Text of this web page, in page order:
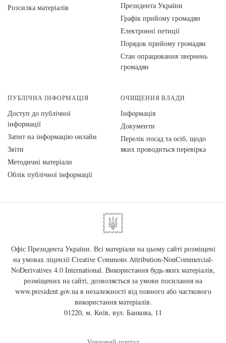
Розсилка матеріалів
Президента України
Графік прийому громадян
Електронні петиції
Порядок прийому громадян
Стан опрацювання звернень
громадян
ПУБЛІЧНА ІНФОРМАЦІЯ
Доступ до публічної
інформації
Запит на інформацію онлайн
Звіти
Методичні матеріали
Облік публічної інформації
ОЧИЩЕННЯ ВЛАДИ
Інформація
Документи
Перелік посад та осіб, щодо
яких проводиться перевірка
Офіс Президента України. Всі матеріали на цьому сайті розміщені
на умовах ліцензії Creative Commons Attribution-NonCommercial-
NoDerivatives 4.0 International. Використання будь-яких матеріалів,
розміщених на сайті, дозволяється за умови посилання на
www.president.gov.uaв незалежності від повного або часткового
використання матеріалів.
01220, м. Київ, вул. Банкова, 11